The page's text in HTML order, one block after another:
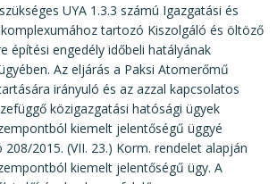
UYA 1.3.3 számú Igazgatási és
tartozó Kiszolgáló és öltöző
építési engedély időbeli hatályának
Az eljárás a Paksi Atomerőmű
irányuló és az azzal kapcsolatos
közigazgatási hatósági ügyek
kiemelt jelentőségű üggyé
2015. (VII. 23.) Korm. rendelet alapján
kiemelt jelentőségű ügy. A